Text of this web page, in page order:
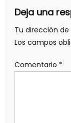
Deja una
Tu dirección
Los campos
Comentario *